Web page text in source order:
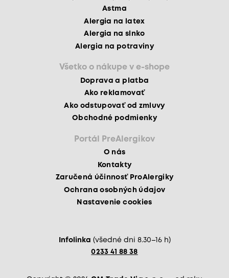
Astma
Alergia na latex
Alergia na slnko
Alergia na potraviny
Všetko o nákupe v e-shope
Doprava a platba
Ako reklamovať
Ako odstupovať od zmluvy
Obchodné podmienky
Portál PreAlergikov
O nás
Kontakty
Zaručená účinnosť ProAlergiky
Ochrana osobných údajov
Nastavenie cookies
Infolinka (všedné dni 8.30–16 h)
0233 41 88 38